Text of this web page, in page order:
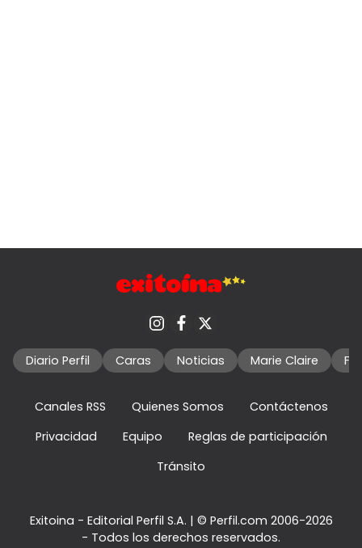
Diario Perfil Caras Noticias Marie Claire
Canales RSS Quienes Somos
Contáctenos
Privacidad
Equipo
Reglas de participación
Tránsito
Exitoina - Editorial Perfil S.A. | © Perfil.com 2006-2026
- Todos los derechos reservados.